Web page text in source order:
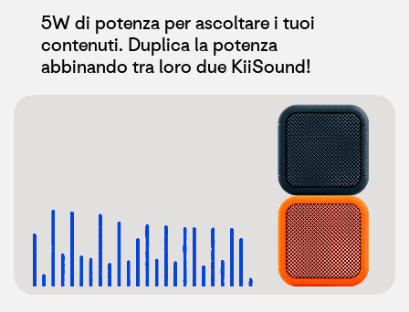
5W di potenza per ascoltare i tuoi
contenuti. Duplica la potenza
abbinando tra loro due KiiSound!